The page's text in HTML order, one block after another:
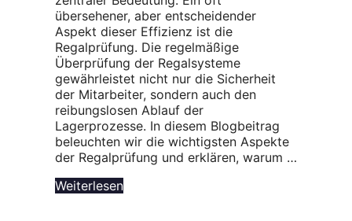
übersehener, aber entscheidender
Aspekt dieser Effizienz ist die
Regalprüfung. Die regelmäßige
Überprüfung der Regalsysteme
gewährleistet nicht nur die Sicherheit
der Mitarbeiter, sondern auch den
reibungslosen Ablauf der
Lagerprozesse. In diesem Blogbeitrag
beleuchten wir die wichtigsten Aspekte
der Regalprüfung und erklären, warum …
Weiterlesen